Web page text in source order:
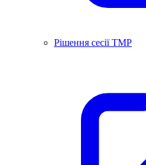
Рішення сесії ТМР